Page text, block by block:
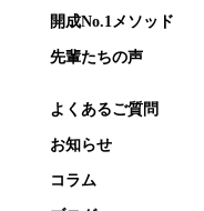
開成No.1メソッド
先輩たちの声
よくあるご質問
お知らせ
コラム